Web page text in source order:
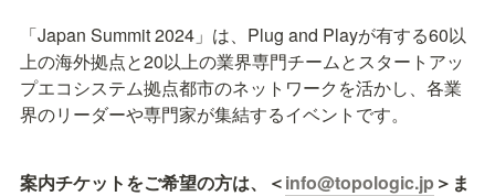
「Japan Summit 2024」は、Plug and Playが有する60以
上の海外拠点と20以上の業界専門チームとスタートアッ
プエコシステム拠点都市のネットワークを活かし、各業
界のリーダーや専門家が集結するイベントです。
案内チケットをご希望の方は、＜info@topologic.jp ＞ま